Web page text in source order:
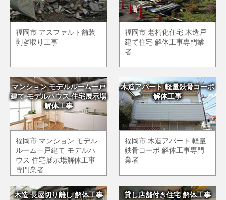
福岡市 アスファルト舗装
剥ぎ取り工事
福岡市 老朽化住宅 木造戸
建て住宅 解体工事専門業
者
マンション モデルルーム一戸
建て モデルハウス 住宅展示場
解体工事
福岡市 マンション モデル
ルーム一戸建て モデルハ
ウス 住宅展示場解体工事
専門業者
木造アパート 軽量鉄骨コーポ
解体工事
福岡市 木造アパート 軽量
鉄骨コーポ 解体工事専門
業者
木造 長屋切り離し 解体工事 貸し店舗付き住宅 解体工事